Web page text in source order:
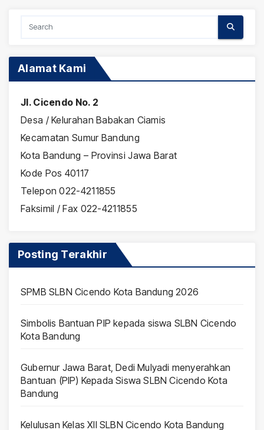
Alamat Kami
Jl. Cicendo No. 2
Desa / Kelurahan Babakan Ciamis
Kecamatan Sumur Bandung
Kota Bandung – Provinsi Jawa Barat
Kode Pos 40117
Telepon 022-4211855
Faksimil / Fax 022-4211855
Posting Terakhir
SPMB SLBN Cicendo Kota Bandung 2026
Simbolis Bantuan PIP kepada siswa SLBN Cicendo
Kota Bandung
Gubernur Jawa Barat, Dedi Mulyadi menyerahkan
Bantuan (PIP) Kepada Siswa SLBN Cicendo Kota
Bandung
Kelulusan Kelas XII SLBN Cicendo Kota Bandung